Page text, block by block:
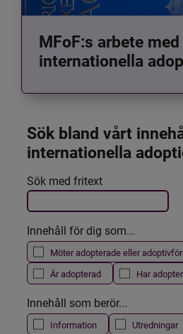
MFoF:s arbete med
internationella
Sök bland vårt
internationella
Filtrera resultatet
Det här formuläret postas
Sök med fritext
Innehåll för dig som...
Möter adopterade eller
Är adopterad
Har
Innehåll som berör...
Information Utredningar